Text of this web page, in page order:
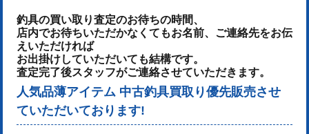
釣具の買い取り査定のお待ちの時間、
店内でお待ちいただかなくてもお名前、ご連絡先をお伝
えいただければ
お出掛けしていただいても結構です。
査定完了後スタッフがご連絡させていただきます。
人気品薄アイテム 中古釣具買取り優先販売させ
ていただいております!